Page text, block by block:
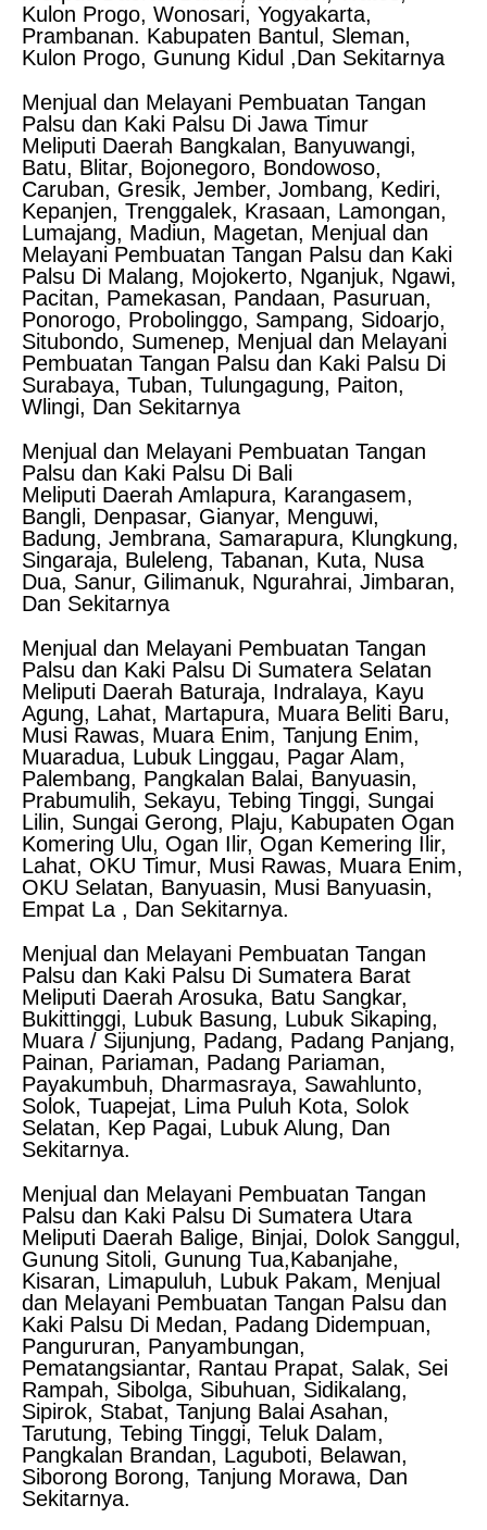
Kulon Progo, Wonosari, Yogyakarta,
Prambanan. Kabupaten Bantul, Sleman,
Kulon Progo, Gunung Kidul ,Dan Sekitarnya
Menjual dan Melayani Pembuatan Tangan
Palsu dan Kaki Palsu Di Jawa Timur
Meliputi Daerah Bangkalan, Banyuwangi,
Batu, Blitar, Bojonegoro, Bondowoso,
Caruban, Gresik, Jember, Jombang, Kediri,
Kepanjen, Trenggalek, Krasaan, Lamongan,
Lumajang, Madiun, Magetan, Menjual dan
Melayani Pembuatan Tangan Palsu dan Kaki
Palsu Di Malang, Mojokerto, Nganjuk, Ngawi,
Pacitan, Pamekasan, Pandaan, Pasuruan,
Ponorogo, Probolinggo, Sampang, Sidoarjo,
Situbondo, Sumenep, Menjual dan Melayani
Pembuatan Tangan Palsu dan Kaki Palsu Di
Surabaya, Tuban, Tulungagung, Paiton,
Wlingi, Dan Sekitarnya
Menjual dan Melayani Pembuatan Tangan
Palsu dan Kaki Palsu Di Bali
Meliputi Daerah Amlapura, Karangasem,
Bangli, Denpasar, Gianyar, Menguwi,
Badung, Jembrana, Samarapura, Klungkung,
Singaraja, Buleleng, Tabanan, Kuta, Nusa
Dua, Sanur, Gilimanuk, Ngurahrai, Jimbaran,
Dan Sekitarnya
Menjual dan Melayani Pembuatan Tangan
Palsu dan Kaki Palsu Di Sumatera Selatan
Meliputi Daerah Baturaja, Indralaya, Kayu
Agung, Lahat, Martapura, Muara Beliti Baru,
Musi Rawas, Muara Enim, Tanjung Enim,
Muaradua, Lubuk Linggau, Pagar Alam,
Palembang, Pangkalan Balai, Banyuasin,
Prabumulih, Sekayu, Tebing Tinggi, Sungai
Lilin, Sungai Gerong, Plaju, Kabupaten Ogan
Komering Ulu, Ogan Ilir, Ogan Kemering Ilir,
Lahat, OKU Timur, Musi Rawas, Muara Enim,
OKU Selatan, Banyuasin, Musi Banyuasin,
Empat La , Dan Sekitarnya.
Menjual dan Melayani Pembuatan Tangan
Palsu dan Kaki Palsu Di Sumatera Barat
Meliputi Daerah Arosuka, Batu Sangkar,
Bukittinggi, Lubuk Basung, Lubuk Sikaping,
Muara / Sijunjung, Padang, Padang Panjang,
Painan, Pariaman, Padang Pariaman,
Payakumbuh, Dharmasraya, Sawahlunto,
Solok, Tuapejat, Lima Puluh Kota, Solok
Selatan, Kep Pagai, Lubuk Alung, Dan
Sekitarnya.
Menjual dan Melayani Pembuatan Tangan
Palsu dan Kaki Palsu Di Sumatera Utara
Meliputi Daerah Balige, Binjai, Dolok Sanggul,
Gunung Sitoli, Gunung Tua,Kabanjahe,
Kisaran, Limapuluh, Lubuk Pakam, Menjual
dan Melayani Pembuatan Tangan Palsu dan
Kaki Palsu Di Medan, Padang Didempuan,
Pangururan, Panyambungan,
Pematangsiantar, Rantau Prapat, Salak, Sei
Rampah, Sibolga, Sibuhuan, Sidikalang,
Sipirok, Stabat, Tanjung Balai Asahan,
Tarutung, Tebing Tinggi, Teluk Dalam,
Pangkalan Brandan, Laguboti, Belawan,
Siborong Borong, Tanjung Morawa, Dan
Sekitarnya.